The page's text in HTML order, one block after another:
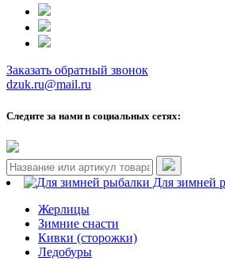
Заказать обратный звонок
dzuk.ru@mail.ru
Следите за нами в социальных сетях:
Для зимней
Жерлицы
Зимние снасти
Кивки (сторожки)
Ледобуры